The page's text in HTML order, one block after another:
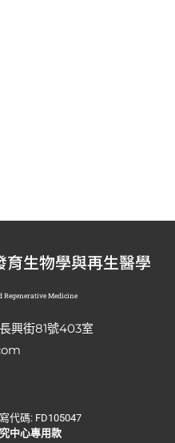
育生物學與再生醫學
Regenerative Medicine
興街81號403室
代碼: FD105047
中心專用款